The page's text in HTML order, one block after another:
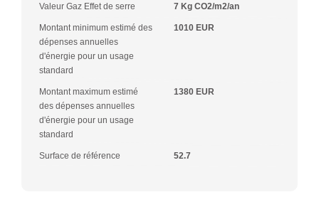
Valeur Gaz Effet de serre 7 Kg CO2/m2/an
Montant minimum estimé des
dépenses annuelles
d'énergie pour un usage
standard
1010 EUR
Montant maximum estimé
des dépenses annuelles
d'énergie pour un usage
standard
1380 EUR
Surface de référence 52.7